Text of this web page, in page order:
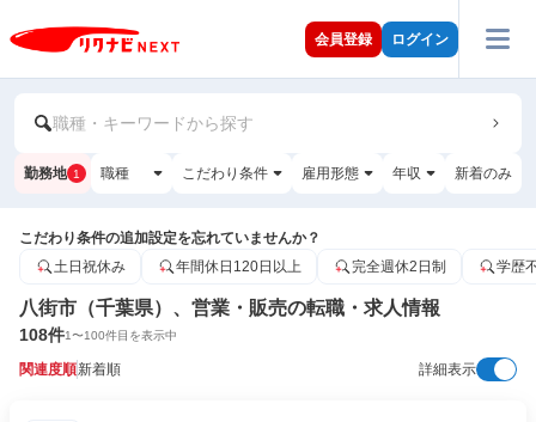
会員登録 ログイン
職種・キーワードから探す
勤務地 1 職種 こだわり条件 雇用形態 年収 新着のみ
こだわり条件の追加設定を忘れていませんか？
土日祝休み
年間休日120日以上 完全週休2日制 学歴
八街市（千葉県）、営業・販売の転職・求人情報
108件1〜100件目を表示中
関連度順新着順 詳細表示